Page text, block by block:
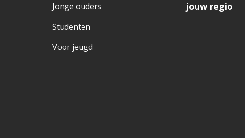
Jonge ouders
Studenten
Voor jeugd
jouw regio